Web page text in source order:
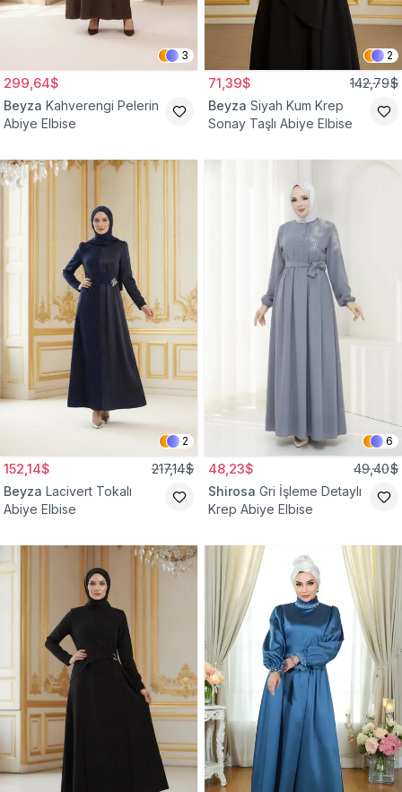
3
299,64$
Beyza Kahverengi Pelerin
Abiye Elbise
2
71,39$ 142,79$
Beyza Siyah Kum Krep
Sonay Taşlı Abiye Elbise
2
152,14$ 217,14$
Beyza Lacivert Tokalı
Abiye Elbise
6
48,23$ 49,40$
Shirosa Gri İşleme Detaylı
Krep Abiye Elbise